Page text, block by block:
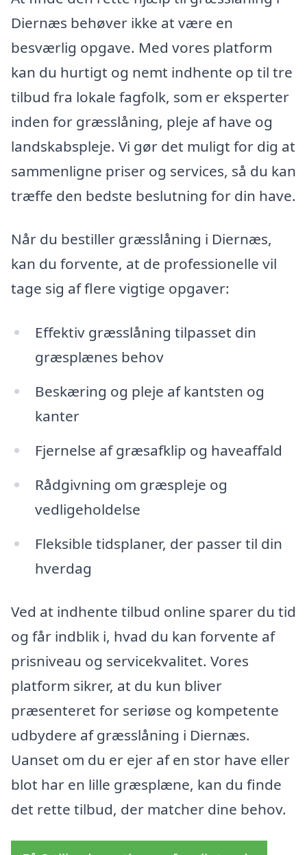
Diernæs behøver ikke at være en
besværlig opgave. Med vores platform
kan du hurtigt og nemt indhente op til tre
tilbud fra lokale fagfolk, som er eksperter
inden for græsslåning, pleje af have og
landskabspleje. Vi gør det muligt for dig at
sammenligne priser og services, så du kan
træffe den bedste beslutning for din have.
Når du bestiller græsslåning i Diernæs,
kan du forvente, at de professionelle vil
tage sig af flere vigtige opgaver:
Effektiv græsslåning tilpasset din
græsplænes behov
Beskæring og pleje af kantsten og
kanter
Fjernelse af græsafklip og haveaffald
Rådgivning om græspleje og
vedligeholdelse
Fleksible tidsplaner, der passer til din
hverdag
Ved at indhente tilbud online sparer du tid
og får indblik i, hvad du kan forvente af
prisniveau og servicekvalitet. Vores
platform sikrer, at du kun bliver
præsenteret for seriøse og kompetente
udbydere af græsslåning i Diernæs.
Uanset om du er ejer af en stor have eller
blot har en lille græsplæne, kan du finde
det rette tilbud, der matcher dine behov.